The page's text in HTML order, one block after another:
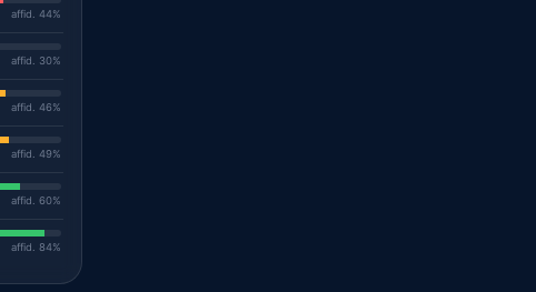
affid. 44%
affid. 30%
affid. 46%
affid. 49%
affid. 60%
affid. 84%